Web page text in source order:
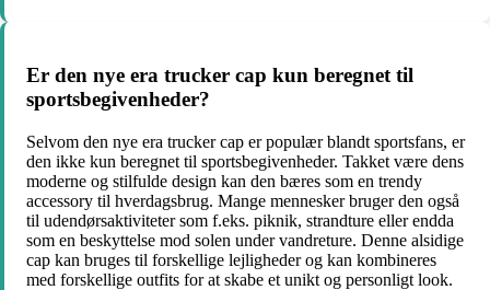
Er den nye era trucker cap kun beregnet til
sportsbegivenheder?
Selvom den nye era trucker cap er populær blandt sportsfans, er
den ikke kun beregnet til sportsbegivenheder. Takket være dens
moderne og stilfulde design kan den bæres som en trendy
accessory til hverdagsbrug. Mange mennesker bruger den også
til udendørsaktiviteter som f.eks. piknik, strandture eller endda
som en beskyttelse mod solen under vandreture. Denne alsidige
cap kan bruges til forskellige lejligheder og kan kombineres
med forskellige outfits for at skabe et unikt og personligt look.